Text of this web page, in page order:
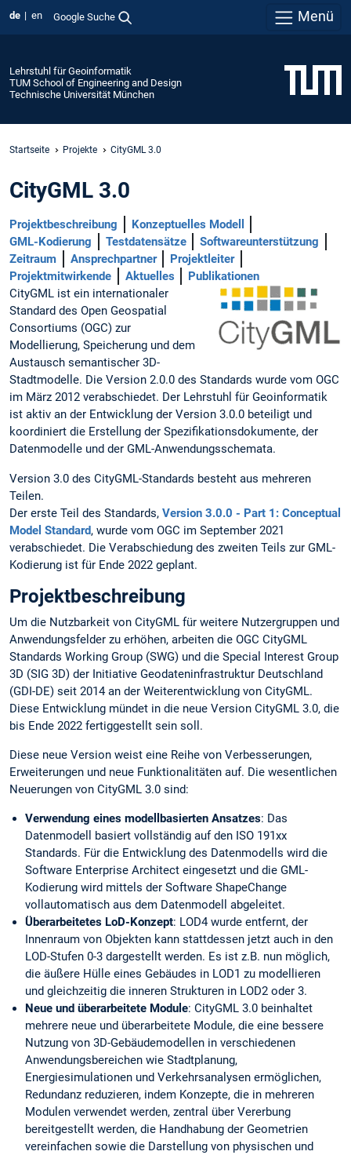
de en Google Suche Menü
Lehrstuhl für Geoinformatik
TUM School of Engineering and Design
Technische Universität München
Startseite Projekte CityGML 3.0
CityGML 3.0
Projektbeschreibung
Konzeptuelles Modell
GML-Kodierung
Testdatensätze
Softwareunterstützung
Zeitraum
Ansprechpartner
Projektleiter
Projektmitwirkende
Aktuelles
Publikationen
CityGML ist ein internationaler
Standard des Open Geospatial
Consortiums (OGC) zur
Modellierung, Speicherung und dem
Austausch semantischer 3D-
Stadtmodelle. Die Version 2.0.0 des Standards wurde vom OGC
im März 2012 verabschiedet. Der Lehrstuhl für Geoinformatik
ist aktiv an der Entwicklung der Version 3.0.0 beteiligt und
koordiniert die Erstellung der Spezifikationsdokumente, der
Datenmodelle und der GML-Anwendungsschemata.
Version 3.0 des CityGML-Standards besteht aus mehreren
Teilen.
Der erste Teil des Standards, Version 3.0.0 - Part 1: Conceptual
Model Standard, wurde vom OGC im September 2021
verabschiedet. Die Verabschiedung des zweiten Teils zur GML-
Kodierung ist für Ende 2022 geplant.
Projektbeschreibung
Um die Nutzbarkeit von CityGML für weitere Nutzergruppen und
Anwendungsfelder zu erhöhen, arbeiten die OGC CityGML
Standards Working Group (SWG) und die Special Interest Group
3D (SIG 3D) der Initiative Geodateninfrastruktur Deutschland
(GDI-DE) seit 2014 an der Weiterentwicklung von CityGML.
Diese Entwicklung mündet in die neue Version CityGML 3.0, die
bis Ende 2022 fertiggestellt sein soll.
Diese neue Version weist eine Reihe von Verbesserungen,
Erweiterungen und neue Funktionalitäten auf. Die wesentlichen
Neuerungen von CityGML 3.0 sind:
Verwendung eines modellbasierten Ansatzes: Das
Datenmodell basiert vollständig auf den ISO 191xx
Standards. Für die Entwicklung des Datenmodells wird die
Software Enterprise Architect eingesetzt und die GML-
Kodierung wird mittels der Software ShapeChange
vollautomatisch aus dem Datenmodell abgeleitet.
Überarbeitetes LoD-Konzept: LOD4 wurde entfernt, der
Innenraum von Objekten kann stattdessen jetzt auch in den
LOD-Stufen 0-3 dargestellt werden. Es ist z.B. nun möglich,
die äußere Hülle eines Gebäudes in LOD1 zu modellieren
und gleichzeitig die inneren Strukturen in LOD2 oder 3.
Neue und überarbeitete Module: CityGML 3.0 beinhaltet
mehrere neue und überarbeitete Module, die eine bessere
Nutzung von 3D-Gebäudemodellen in verschiedenen
Anwendungsbereichen wie Stadtplanung,
Energiesimulationen und Verkehrsanalysen ermöglichen,
Redundanz reduzieren, indem Konzepte, die in mehreren
Modulen verwendet werden, zentral über Vererbung
bereitgestellt werden, die Handhabung der Geometrien
vereinfachen sowie die Darstellung von physischen und